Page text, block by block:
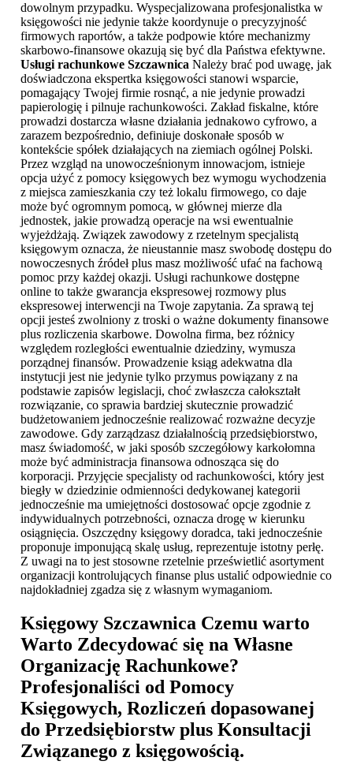
dowolnym przypadku. Wyspecjalizowana profesjonalistka w
księgowości nie jedynie także koordynuje o precyzyjność
firmowych raportów, a także podpowie które mechanizmy
skarbowo-finansowe okazują się być dla Państwa efektywne.
Usługi rachunkowe Szczawnica Należy brać pod uwagę, jak
doświadczona ekspertka księgowości stanowi wsparcie,
pomagający Twojej firmie rosnąć, a nie jedynie prowadzi
papierologię i pilnuje rachunkowości. Zakład fiskalne, które
prowadzi dostarcza własne działania jednakowo cyfrowo, a
zarazem bezpośrednio, definiuje doskonałe sposób w
kontekście spółek działających na ziemiach ogólnej Polski.
Przez wzgląd na unowocześnionym innowacjom, istnieje
opcja użyć z pomocy księgowych bez wymogu wychodzenia
z miejsca zamieszkania czy też lokalu firmowego, co daje
może być ogromnym pomocą, w głównej mierze dla
jednostek, jakie prowadzą operacje na wsi ewentualnie
wyjeżdżają. Związek zawodowy z rzetelnym specjalistą
księgowym oznacza, że nieustannie masz swobodę dostępu do
nowoczesnych źródeł plus masz możliwość ufać na fachową
pomoc przy każdej okazji. Usługi rachunkowe dostępne
online to także gwarancja ekspresowej rozmowy plus
ekspresowej interwencji na Twoje zapytania. Za sprawą tej
opcji jesteś zwolniony z troski o ważne dokumenty finansowe
plus rozliczenia skarbowe. Dowolna firma, bez różnicy
względem rozległości ewentualnie dziedziny, wymusza
porządnej finansów. Prowadzenie ksiąg adekwatna dla
instytucji jest nie jedynie tylko przymus powiązany z na
podstawie zapisów legislacji, choć zwłaszcza całokształt
rozwiązanie, co sprawia bardziej skutecznie prowadzić
budżetowaniem jednocześnie realizować rozważne decyzje
zawodowe. Gdy zarządzasz działalnością przedsiębiorstwo,
masz świadomość, w jaki sposób szczegółowy karkołomna
może być administracja finansowa odnosząca się do
korporacji. Przyjęcie specjalisty od rachunkowości, który jest
biegły w dziedzinie odmienności dedykowanej kategorii
jednocześnie ma umiejętności dostosować opcje zgodnie z
indywidualnych potrzebności, oznacza drogę w kierunku
osiągnięcia. Oszczędny księgowy doradca, taki jednocześnie
proponuje imponującą skalę usług, reprezentuje istotny perłę.
Z uwagi na to jest stosowne rzetelnie prześwietlić asortyment
organizacji kontrolujących finanse plus ustalić odpowiednie co
najdokładniej zgadza się z własnym wymaganiom.
Księgowy Szczawnica Czemu warto
Warto Zdecydować się na Własne
Organizację Rachunkowe?
Profesjonaliści od Pomocy
Księgowych, Rozliczeń dopasowanej
do Przedsiębiorstw plus Konsultacji
Związanego z księgowością.